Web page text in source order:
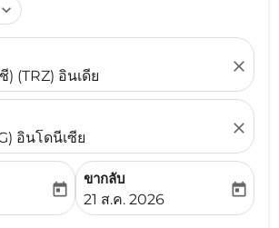
expand_more
) (TRZ) อินเดีย
close
อินโดนีเซีย
close
date-aria-label
today
ขากลับ
fc-booking-return-date-
21 ส.ค. 2026
today